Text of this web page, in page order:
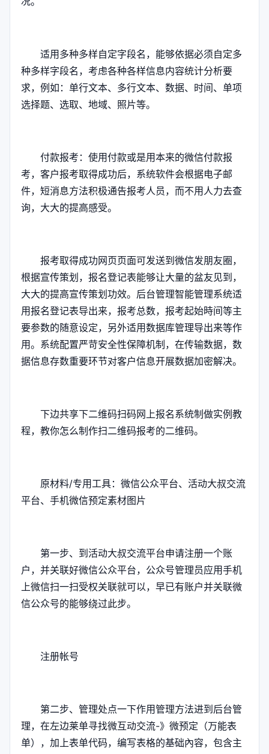
适用多种多样自定字段名，能够依据必须自定多
种多样字段名，考虑各种各样信息内容统计分析要
求，例如：单行文本、多行文本、数据、时间、单项
选择题、选取、地域、照片等。
付款报考：使用付款或是用本来的微信付款报
考，客户报考取得成功后，系统软件会根据电子邮
件，短消息方法积极通告报考人员，而不用人力去查
询，大大的提高感受。
报考取得成功网页页面可发送到微信发朋友圈，
根据宣传策划，报名登记表能够让大量的盆友见到，
大大的提高宣传策划功效。后台管理智能管理系统适
用报名登记表导出来，报考总数，报考起始時间等主
要参数的随意设定，另外适用数据库管理导出来等作
用。系统配置严苛安全性保障机制，在传输数据，数
据信息存数重要环节对客户信息开展数据加密解决。
下边共享下二维码扫码网上报名系统制做实例教
程，教你怎么制作扫二维码报考的二维码。
原材料/专用工具：微信公众平台、活动大叔交流
平台、手机微信预定素材图片
第一步、到活动大叔交流平台申请注册一个账
户，并关联好微信公众平台，公众号管理员应用手机
上微信扫一扫受权关联就可以，早已有账户并关联微
信公众号的能够绕过此步。
注册帐号
第二步、管理处点一下作用管理方法进到后台管
理，在左边莱单寻找微互动交流-》微预定（万能表
单），加上表单代码，编写表格的基础內容，包含主